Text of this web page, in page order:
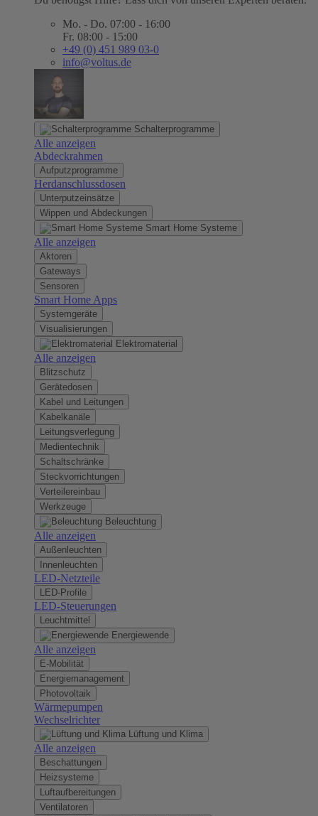
Mo. - Do. 07:00 - 16:00
Fr. 08:00 - 15:00
+49 (0) 451 989 03-0
info@voltus.de
Schalterprogramme
Alle anzeigen
Abdeckrahmen
Aufputzprogramme
Herdanschlussdosen
Unterputzeinsätze
Wippen und Abdeckungen
Smart Home Systeme
Alle anzeigen
Aktoren
Gateways
Sensoren
Smart Home Apps
Systemgeräte
Visualisierungen
Elektromaterial
Alle anzeigen
Blitzschutz
Gerätedosen
Kabel und Leitungen
Kabelkanäle
Leitungsverlegung
Medientechnik
Schaltschränke
Steckvorrichtungen
Verteilereinbau
Werkzeuge
Beleuchtung
Alle anzeigen
Außenleuchten
Innenleuchten
LED-Netzteile
LED-Profile
LED-Steuerungen
Leuchtmittel
Energiewende
Alle anzeigen
E-Mobilität
Energiemanagement
Photovoltaik
Wärmepumpen
Wechselrichter
Lüftung und Klima
Alle anzeigen
Beschattungen
Heizsysteme
Luftaufbereitungen
Ventilatoren